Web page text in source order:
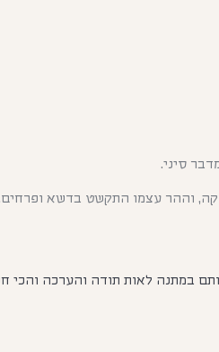
סיני.
וההר עצמו התקשט בדשא
במתנה לאות תודה והערכה והכי